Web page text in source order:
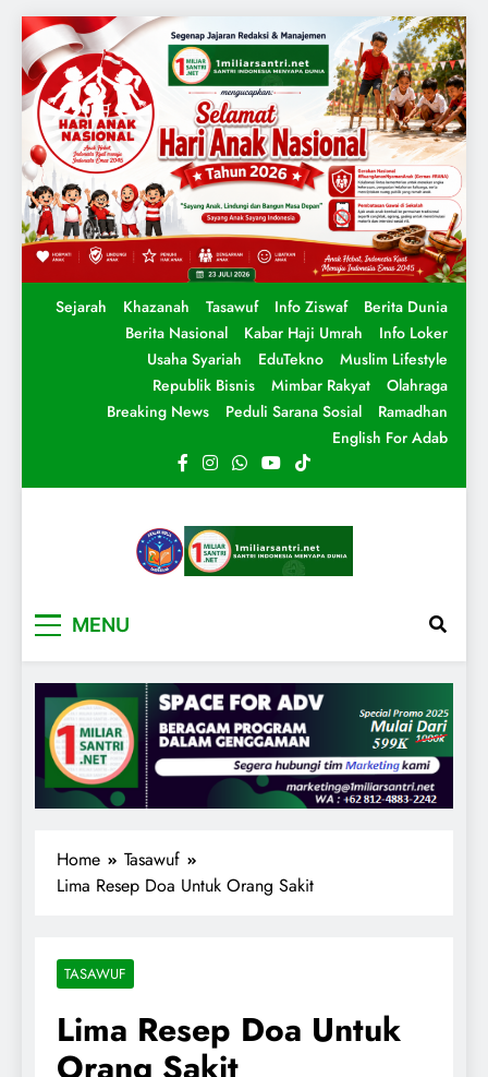
Sejarah Khazanah Tasawuf Info Ziswaf
Berita Dunia
Berita Nasional
Kabar Haji Umrah
Info Loker
Usaha Syariah
EduTekno
Muslim Lifestyle
Republik Bisnis
Mimbar Rakyat
Olahraga
Breaking News
Peduli Sarana Sosial
Ramadhan
English For Adab
MENU
Home
Tasawuf
Lima Resep Doa Untuk Orang Sakit
TASAWUF
Lima Resep Doa Untuk